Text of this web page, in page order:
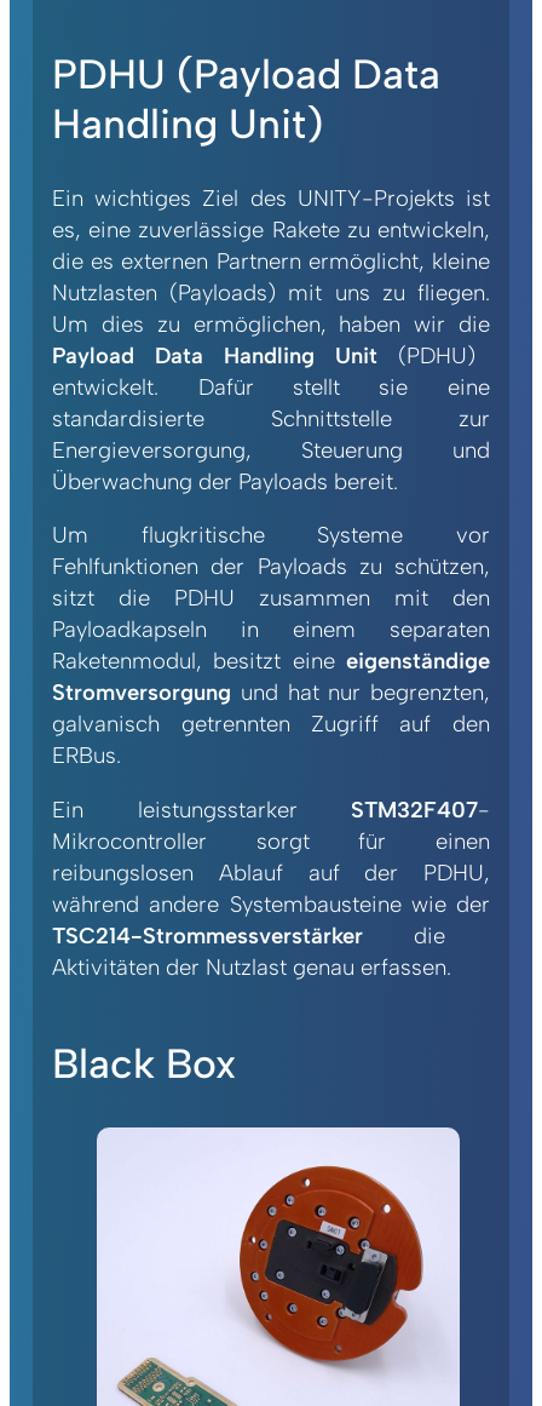
PDHU (Payload Data
Handling Unit)
Ein wichtiges Ziel des UNITY-Projekts ist
es, eine zuverlässige Rakete zu entwickeln,
die es externen Partnern ermöglicht, kleine
Nutzlasten (Payloads) mit uns zu fliegen.
Um dies zu ermöglichen, haben wir die
Payload Data Handling Unit (PDHU)
entwickelt. Dafür stellt sie eine
standardisierte Schnittstelle zur
Energieversorgung, Steuerung und
Überwachung der Payloads bereit.
Um flugkritische Systeme vor
Fehlfunktionen der Payloads zu schützen,
sitzt die PDHU zusammen mit den
Payloadkapseln in einem separaten
Raketenmodul, besitzt eine eigenständige
Stromversorgung und hat nur begrenzten,
galvanisch getrennten Zugriff auf den
ERBus.
Ein leistungsstarker STM32F407-
Mikrocontroller sorgt für einen
reibungslosen Ablauf auf der PDHU,
während andere Systembausteine wie der
TSC214-Strommessverstärker die
Aktivitäten der Nutzlast genau erfassen.
Black Box